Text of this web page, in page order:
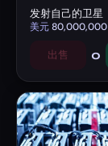
发射自己的卫星
美元80,000,000
出售 0